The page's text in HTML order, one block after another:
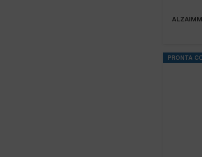
PRONTA